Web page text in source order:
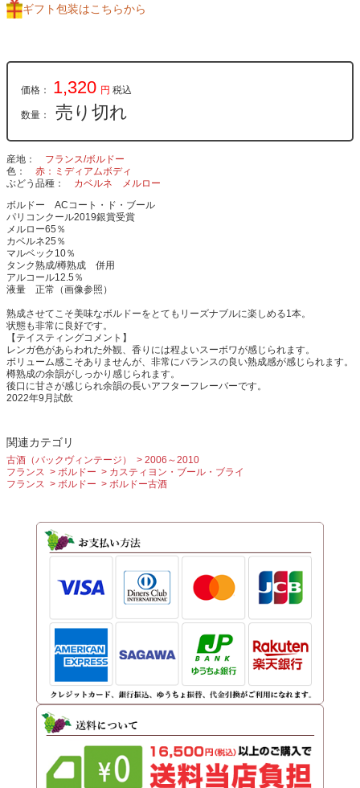
ギフト包装はこちらから
価格： 1,320 円 税込
数量： 売り切れ
産地
フランス/ボルドー
色
赤：ミディアムボディ
ぶどう品種
カベルネ
メルロー
ボルドー ACコート・ド・ブール
パリコンクール2019銀賞受賞
メルロー65％
カベルネ25％
マルベック10％
タンク熟成/樽熟成 併用
アルコール12.5％
液量 正常（画像参照）
熟成させてこそ美味なボルドーをとてもリーズナブルに楽しめる1本。
状態も非常に良好です。
【テイスティングコメント】
レンガ色があらわれた外観、香りには程よいスーボワが感じられます。
ボリューム感こそありませんが、非常にバランスの良い熟成感が感じられます。
樽熟成の余韻がしっかり感じられます。
後口に甘さが感じられ余韻の長いアフターフレーバーです。
2022年9月試飲
関連カテゴリ
古酒（バックヴィンテージ）
2006～2010
フランス
ボルドー
カスティヨン・ブール・ブライ
フランス
ボルドー ボルドー古酒